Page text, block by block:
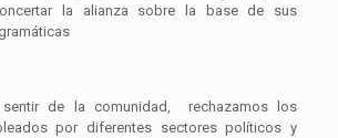
la alianza sobre la base de sus
sentir de la comunidad, rechazamos los
por diferentes sectores políticos y